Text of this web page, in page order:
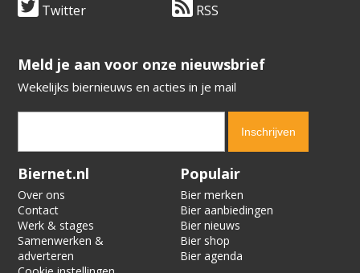
Twitter RSS
​​​​​​​Meld je aan voor onze nieuwsbrief
Wekelijks biernieuws en acties in je mail
Verification code:
Biernet.nl
Over ons
Contact
Werk & stages
Samenwerken &
adverteren
Populair
Bier merken
Bier aanbiedingen
Bier nieuws
Bier shop
Bier agenda